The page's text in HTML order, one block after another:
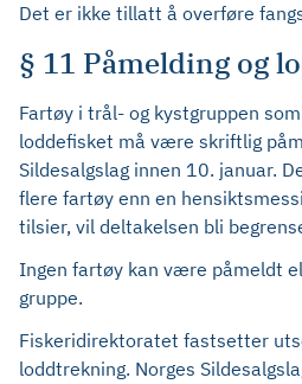
Det er ikke tillatt å overføre
§ 11 Påmelding og
Fartøy i trål- og kystgruppen
loddefisket må være skriftlig
Sildesalgslag innen 10. januar.
flere fartøy enn en
tilsier, vil deltakelsen bli
Ingen fartøy kan være påmeldt
gruppe.
Fiskeridirektoratet fastsetter
loddtrekning. Norges